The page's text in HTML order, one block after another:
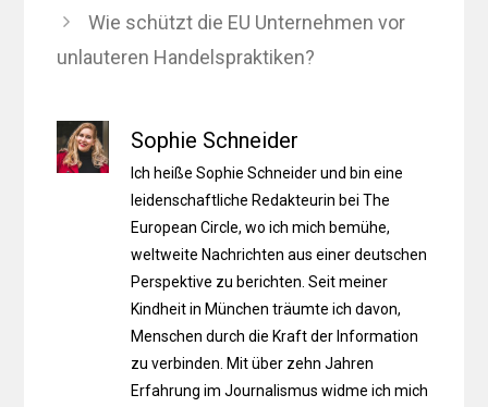
Wie schützt die EU Unternehmen vor
unlauteren Handelspraktiken?
Sophie Schneider
Ich heiße Sophie Schneider und bin eine
leidenschaftliche Redakteurin bei The
European Circle, wo ich mich bemühe,
weltweite Nachrichten aus einer deutschen
Perspektive zu berichten. Seit meiner
Kindheit in München träumte ich davon,
Menschen durch die Kraft der Information
zu verbinden. Mit über zehn Jahren
Erfahrung im Journalismus widme ich mich